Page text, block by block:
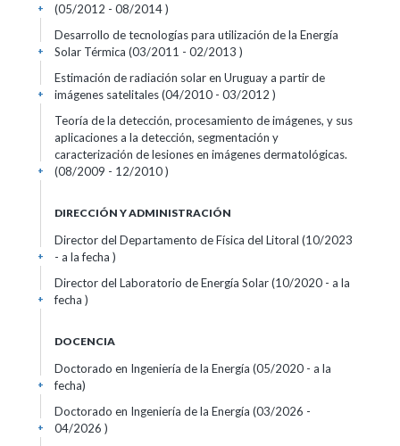
(05/2012 - 08/2014 )
+
Desarrollo de tecnologías para utilización de la Energía
Solar Térmica (03/2011 - 02/2013 )
+
Estimación de radiación solar en Uruguay a partir de
imágenes satelitales (04/2010 - 03/2012 )
+
Teoría de la detección, procesamiento de imágenes, y sus
aplicaciones a la detección, segmentación y
caracterización de lesiones en imágenes dermatológicas.
(08/2009 - 12/2010 )
+
DIRECCIÓN Y ADMINISTRACIÓN
Director del Departamento de Física del Litoral (10/2023
- a la fecha )
+
Director del Laboratorio de Energía Solar (10/2020 - a la
fecha )
+
DOCENCIA
Doctorado en Ingeniería de la Energía (05/2020 - a la
fecha)
+
Doctorado en Ingeniería de la Energía (03/2026 -
04/2026 )
+